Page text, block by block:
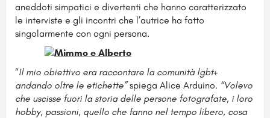
aneddoti simpatici e divertenti che hanno caratterizzato
le interviste e gli incontri che l’autrice ha fatto
singolarmente con ogni persona.
“Il mio obiettivo era raccontare la comunità lgbt+
andando oltre le etichette”spiega Alice Arduino. “Volevo
che uscisse fuori la storia delle persone fotografate, i loro
hobby, passioni, quello che fanno nel tempo libero, cosa